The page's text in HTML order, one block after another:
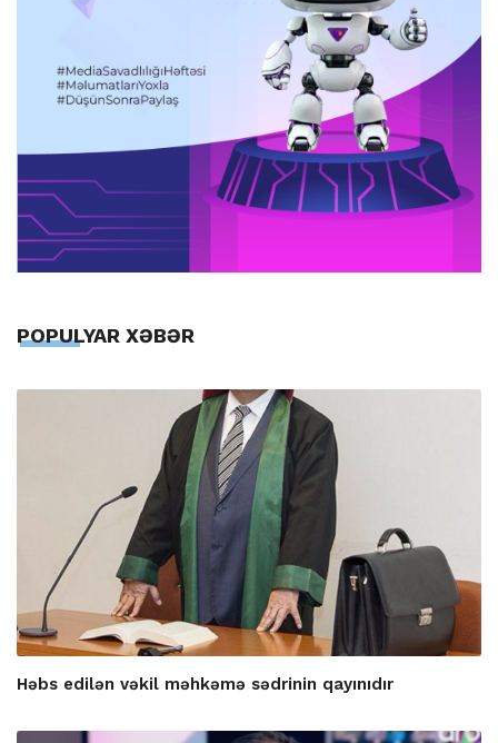
POPULYAR XƏBƏR
Həbs edilən vəkil məhkəmə sədrinin qayınıdır